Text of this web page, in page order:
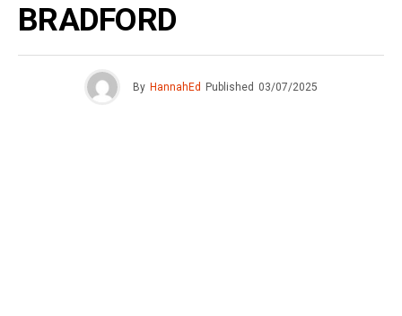
BRADFORD
By HannahEd Published 03/07/2025